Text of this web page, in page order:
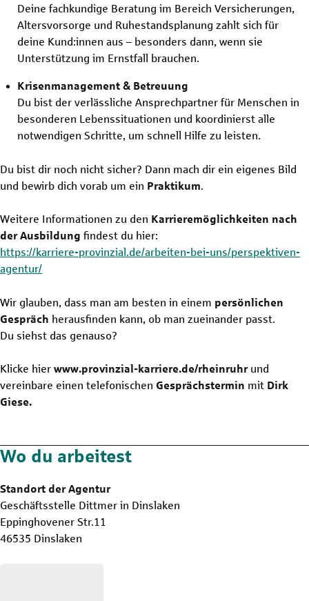
Deine fachkundige Beratung im Bereich Versicherungen,
Altersvorsorge und Ruhestandsplanung zahlt sich für
deine Kund:innen aus – besonders dann, wenn sie
Unterstützung im Ernstfall brauchen.
Krisenmanagement & Betreuung
Du bist der verlässliche Ansprechpartner für Menschen in
besonderen Lebenssituationen und koordinierst alle
notwendigen Schritte, um schnell Hilfe zu leisten.
Du bist dir noch nicht sicher? Dann mach dir ein eigenes Bild
und bewirb dich vorab um ein Praktikum.
Weitere Informationen zu den Karrieremöglichkeiten nach
der Ausbildung findest du hier:
https://karriere-provinzial.de/arbeiten-bei-uns/perspektiven-
agentur/
Wir glauben, dass man am besten in einem persönlichen
Gespräch herausfinden kann, ob man zueinander passt.
Du siehst das genauso?
Klicke hier www.provinzial-karriere.de/rheinruhr und
vereinbare einen telefonischen Gesprächstermin mit Dirk
Giese.
Wo du arbeitest
Standort der Agentur
Geschäftsstelle Dittmer in Dinslaken
Eppinghovener Str.11
46535 Dinslaken